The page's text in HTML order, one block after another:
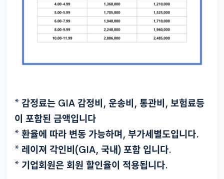
* 감정료는 GIA 감정비, 운송비, 통관비, 보험료등
이 포함된 금액입니다
* 환율에 따라 변동 가능하며, 부가세별도입니다.
* 레이져 각인비(GIA, 국내) 포함 입니다.
* 기업회원은 회원 할인율이 적용됩니다.